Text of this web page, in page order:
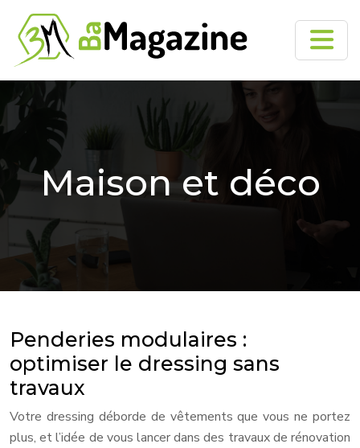
Maison et déco
Penderies modulaires :
optimiser le dressing sans
travaux
Votre dressing déborde de vêtements que vous ne portez
plus, et l’idée de vous lancer dans des travaux de rénovation